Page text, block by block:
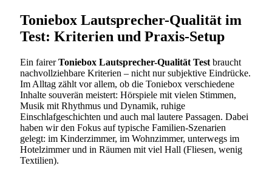
Toniebox Lautsprecher-Qualität im
Test: Kriterien und Praxis-Setup
Ein fairerToniebox Lautsprecher-Qualität Test braucht
nachvollziehbare Kriterien – nicht nur subjektive Eindrücke.
Im Alltag zählt vor allem, ob die Toniebox verschiedene
Inhalte souverän meistert: Hörspiele mit vielen Stimmen,
Musik mit Rhythmus und Dynamik, ruhige
Einschlafgeschichten und auch mal lautere Passagen. Dabei
haben wir den Fokus auf typische Familien-Szenarien
gelegt: im Kinderzimmer, im Wohnzimmer, unterwegs im
Hotelzimmer und in Räumen mit viel Hall (Fliesen, wenig
Textilien).